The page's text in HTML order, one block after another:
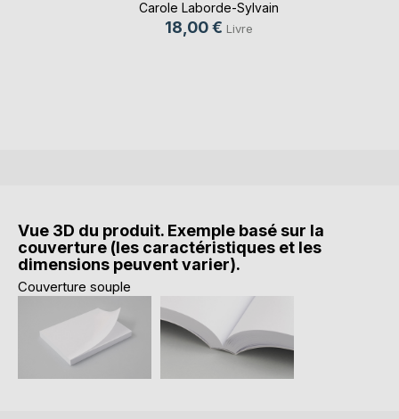
Carole Laborde-Sylvain
18,00 € Livre
Vue 3D du produit. Exemple basé sur la
couverture (les caractéristiques et les
dimensions peuvent varier).
Couverture souple